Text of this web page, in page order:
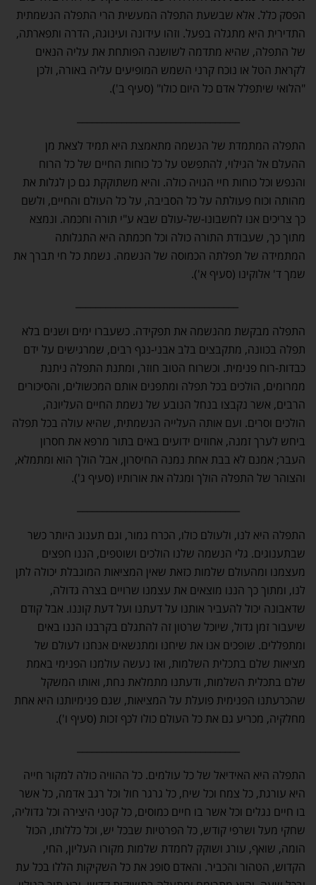
הפסק כלל. אלא שבשעת התפלה המעשית הרי התפלה הנשמתית
התדירית היא מתגלה בפעל. וזהו עידונה ועינוגה, הדרה ותפארתה,
של התפלה, שהיא מתדמה לשושנה הפותחת את עליה הנאים
לקראת הטל או נוכח קרני השמש המופיעים עליה באורה, ולכן
"הלואי שיתפלל אדם כל היום כולו" (סעיף ב').
התפלה המתמדת של הנשמה מתאמצת היא תמיד לצאת מן
ההעלם אל הגילוי, להתפשט על כל כוחות החיים של כל הרוח
והנפש וכל כוחות חיי הגויה כולה. והיא משתוקקת גם כן לגלות את
מהותה וכוח פעולתה על כל הסביבה, על כל העולם והחיים, ולשם
כך צריכים אנו לחשבונו-של-עולם שבא ע"י תורה וחכמה. ונמצא
מתוך כך, שעבודת התורה כולה וכל חכמתה היא התגלותה
המתמידה של תפלתה הכמוסה של הנשמה. נשמת כל חי תברך את
שמך ד' אלוקינו (סעיף א').
התפלה מבקשת מהנשמה את תפקידה. כשעברו ימים ושנים בלא
תפלה בכוונה, מתקבצים בלב אבני-נגף רבים, שמרגישים על ידם
כבדות-רוח פנימית. וכשרוח הטוב חוזר, ומתנת התפלה ניתנת
ממרומים, הולכים בכל תפלה ומתפנים אותם המכשולים, והסיכורים
הרבים, אשר נקבצו בנחל הנובע של נשמת החיים העליונה,
הולכים וסרים. ועם אותה העלייה הנשמתית, שהיא עולה בכל תפלה
ביחש לערך זמנה, אחוזים ידועים באים בתור מרפא את חסרון
העבר; אמנם לא בבת אחת נמנה החיסרון, אבל הולך הוא ומתמלא,
והצוהר של התפלה הולך ומגלה את אורותיו (סעיף ג').
התפלה היא לנו, ולעולם כולו, הכרח גמור, וגם תענוג היותר כשר
שבתענוגים. גלי הנשמה שלנו הולכים ושוטפים, הננו חפצים
מעצמנו ומהעולם שלמות כזאת שאין המציאות המוגבלת יכולה לתן
לנו, ומתוך כך הננו מוצאים את עצמנו שרויים בצרה גדולה,
שדאבונה יכול להעביר אותנו על דעתנו ועל דעת קוננו. אבל קודם
שיעבור זמן גדול, שיוכל שרטון זה להתגלם בקרבנו הננו באים
ומתפללים. שופכים אנו את שיחנו ומתנשאים אנחנו לעולם של
מציאות שלם בתכלית השלמות, ואז נעשה עולמנו הפנימי באמת
שלם בתכלית השלמות, ודעתנו מתמלאת נחת, ואותו המשקל
שהכרעתנו הפנימית פועלת על המציאות, שגם פנימיותנו היא אחת
מחלקיה, מכריע גם את כל העולם כולו לכף זכות (סעיף ו').
התפלה היא האידיאל של כל עולמים. כל ההוויה כולה למקור חייה
היא עורגת, כל צמח וכל שיח, כל גרגר חול וכל רגב אדמה, כל אשר
בו חיים נגלים וכל אשר בו חיים כמוסים, כל קטני היצירה וכל גדוליה,
שחקי מעל ושרפי קודש, כל הפרטיות שבכל יש, וכל כללותו, הכול
הומה, שואף, עורג ושוקק לחמדת שלמות מקורו העליון, החי,
הקדוש, הטהור והכביר. והאדם סופג את כל השקיקות הללו בכל עת